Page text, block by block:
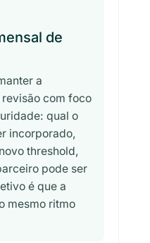
de
a
com foco
qual o
incorporado,
threshold,
pode ser
é que a
mesmo ritmo